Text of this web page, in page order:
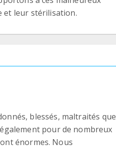
et leur stérilisation.
blessés, maltraités que
pour de nombreux
énormes. Nous